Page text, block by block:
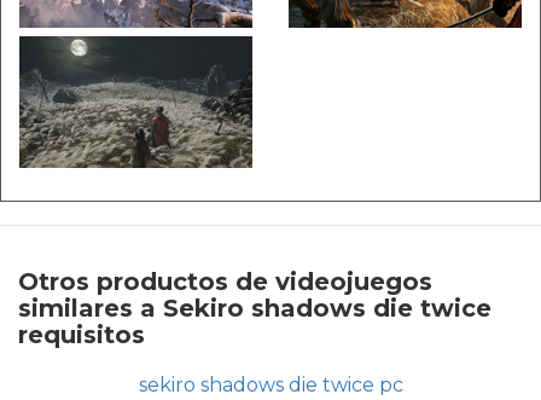
Otros productos de videojuegos
similares a Sekiro shadows die twice
requisitos
sekiro shadows die twice pc